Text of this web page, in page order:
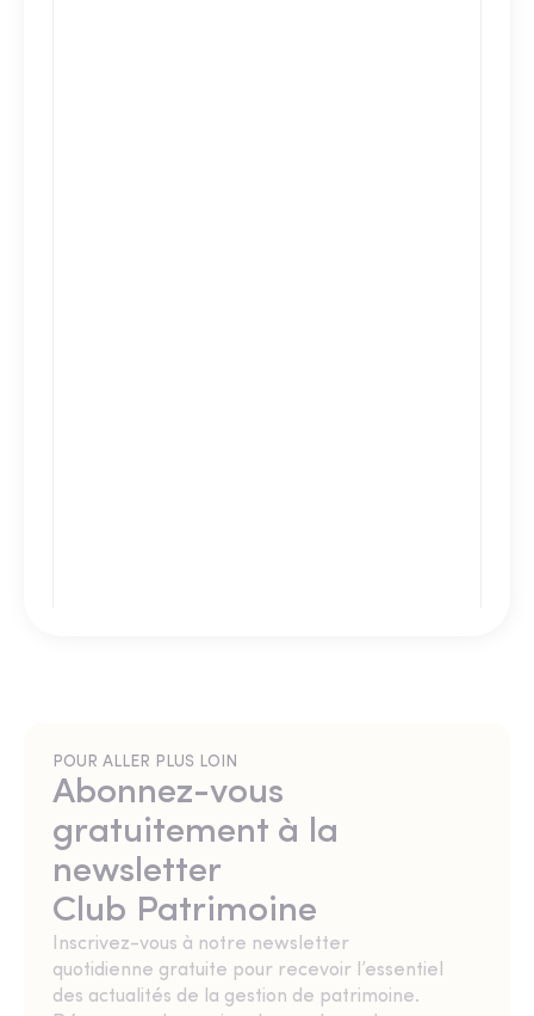
POUR ALLER PLUS LOIN
Abonnez-vous
gratuitement à la
newsletter
Club Patrimoine
Inscrivez-vous à notre newsletter
quotidienne gratuite pour recevoir l’essentiel
des actualités de la gestion de patrimoine.